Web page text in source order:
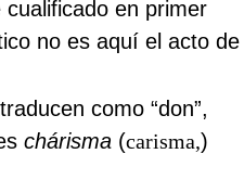
en primer
no es aquí el acto de
como “don”,
chárisma (carisma,)